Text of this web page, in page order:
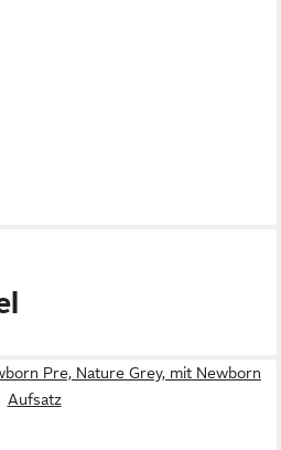
Pre, Nature Grey, mit Newborn
Aufsatz